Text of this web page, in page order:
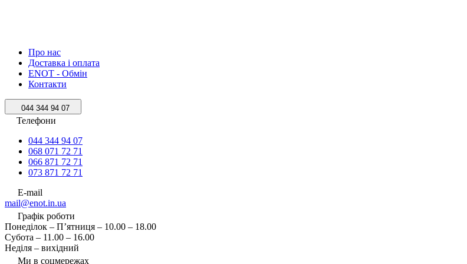
Про нас
Доставка і оплата
ENOT - Обмін
Контакти
044 344 94 07
Телефони
044 344 94 07
068 071 72 71
066 871 72 71
073 871 72 71
E-mail
mail@enot.in.ua
Графік роботи
Понеділок – П’ятниця – 10.00 – 18.00
Субота – 11.00 – 16.00
Неділя – вихідний
Ми в соцмережах